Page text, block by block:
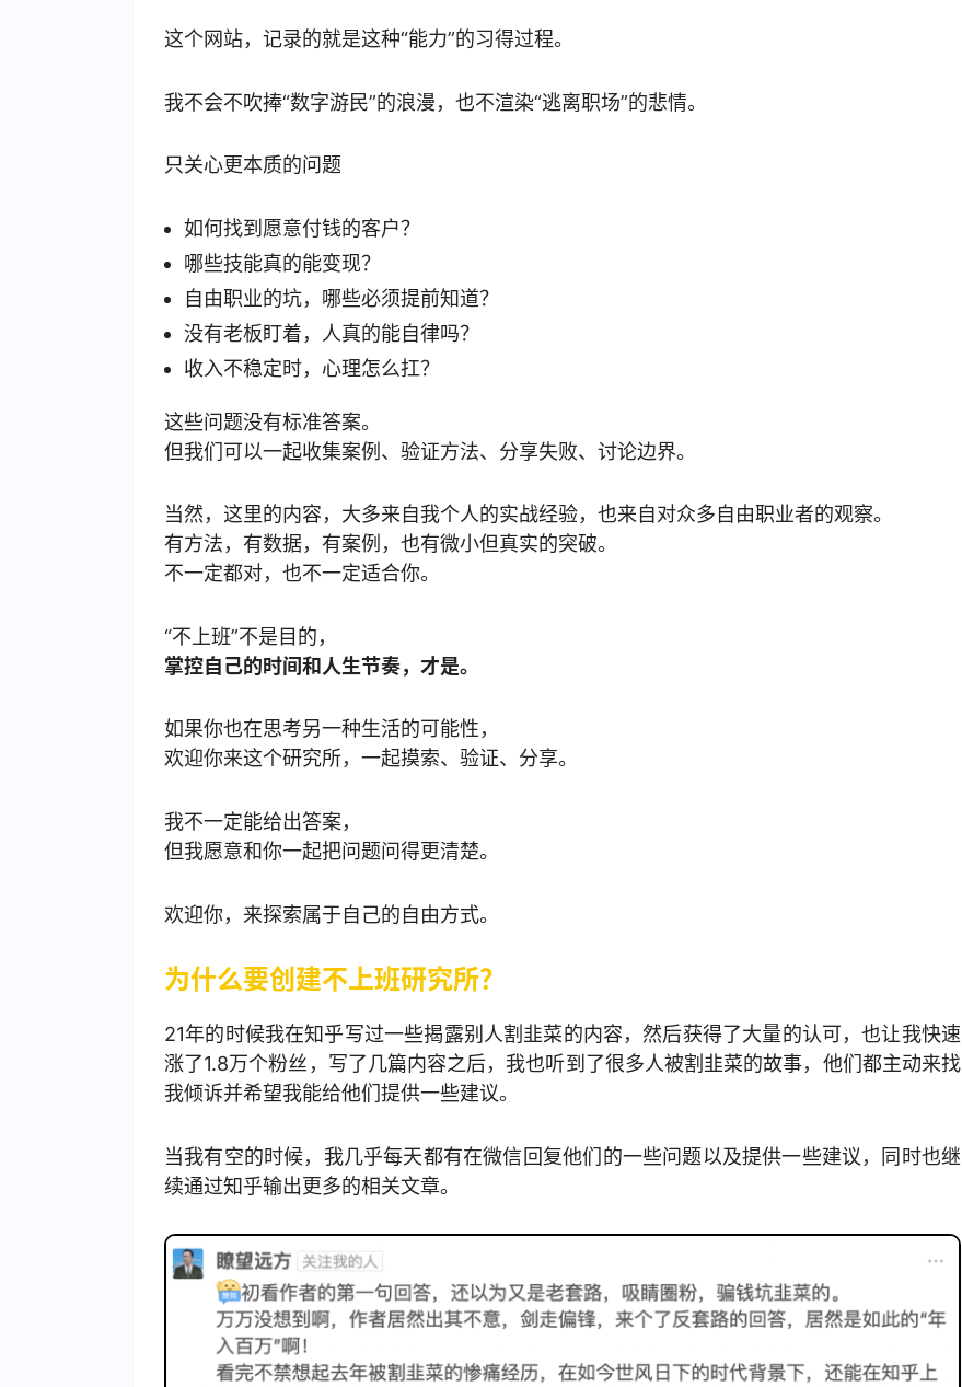
这个网站，记录的就是这种“能力”的习得过程。
我不会不吹捧“数字游民”的浪漫，也不渲染“逃离职场”的悲情。
只关心更本质的问题
如何找到愿意付钱的客户？
哪些技能真的能变现？
自由职业的坑，哪些必须提前知道？
没有老板盯着，人真的能自律吗？
收入不稳定时，心理怎么扛？
这些问题没有标准答案。
但我们可以一起收集案例、验证方法、分享失败、讨论边界。
当然，这里的内容，大多来自我个人的实战经验，也来自对众多自由职业者的观察。
有方法，有数据，有案例，也有微小但真实的突破。
不一定都对，也不一定适合你。
“不上班”不是目的，
掌控自己的时间和人生节奏，才是。
如果你也在思考另一种生活的可能性，
欢迎你来这个研究所，一起摸索、验证、分享。
我不一定能给出答案，
但我愿意和你一起把问题问得更清楚。
欢迎你，来探索属于自己的自由方式。
为什么要创建不上班研究所？
21年的时候我在知乎写过一些揭露别人割韭菜的内容，然后获得了大量的认可，也让我快速
涨了1.8万个粉丝，写了几篇内容之后，我也听到了很多人被割韭菜的故事，他们都主动来找
我倾诉并希望我能给他们提供一些建议。
当我有空的时候，我几乎每天都有在微信回复他们的一些问题以及提供一些建议，同时也继
续通过知乎输出更多的相关文章。